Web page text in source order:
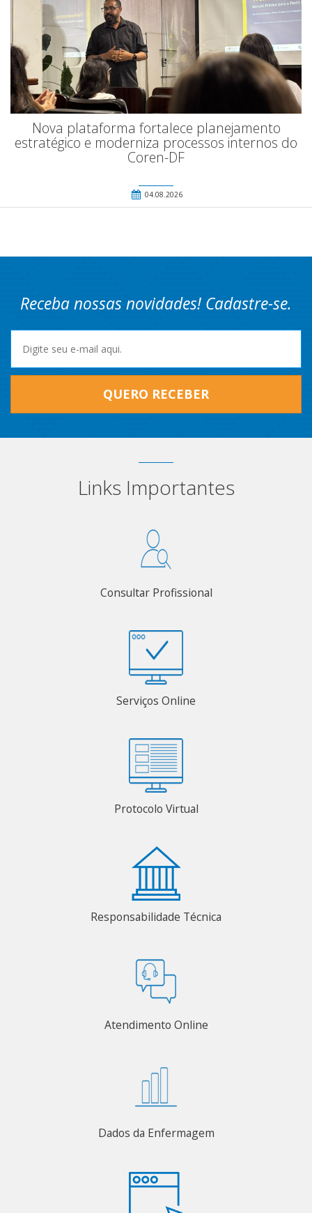
Nova plataforma fortalece planejamento
estratégico e moderniza processos internos do
Coren-DF
04.08.2026
Receba nossas novidades! Cadastre-se.
QUERO RECEBER
Links Importantes
Consultar Profissional
Serviços Online
Protocolo Virtual
Responsabilidade Técnica
Atendimento Online
Dados da Enfermagem